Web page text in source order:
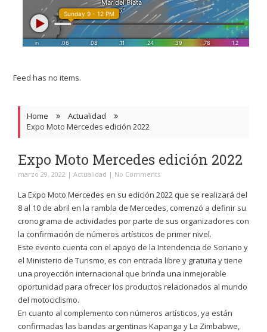
Feed has no items.
Home
Actualidad
Expo Moto Mercedes edición 2022
Expo Moto Mercedes edición 2022
marzo 29, 2022 | Actualidad | No Comments
La Expo Moto Mercedes en su edición 2022 que se realizará del
8 al 10 de abril en la rambla de Mercedes, comenzó a definir su
cronograma de actividades por parte de sus organizadores con
la confirmación de números artísticos de primer nivel.
Este evento cuenta con el apoyo de la Intendencia de Soriano y
el Ministerio de Turismo, es con entrada libre y gratuita y tiene
una proyección internacional que brinda una inmejorable
oportunidad para ofrecer los productos relacionados al mundo
del motociclismo.
En cuanto al complemento con números artísticos, ya están
confirmadas las bandas argentinas Kapanga y La Zimbabwe,